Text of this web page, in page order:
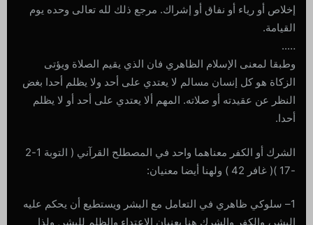
إخلاص أو رياء أو نفاق أو إشراك. مرجع ذلك لله تعالى وحده يوم
القيامة.
…..
وطبقا لمعنى الإسلام الظاهري فان الذي يقيم الصلاة ويؤتى
الزكاة هو كل إنسان مسالم لا يعتدي على أحد ولا يظلم أحدا بغض
النظر عن عقيدته أو صلاته. المهم ألا يعتدي على أحد أو لا يظلم
أحدا.
الشرك أو الكفر معناهما واحد في المصطلح القرآني ( التوبة 1-2
-17 )( غافر 42 ) ولهنا أيضا معنيان:
1– سلوكي ظاهري في التعامل مع البشر ويستطيع أن يحكم عليه
البشر، والكفر والشرك هنا يعنيان الاعتداء والظلم للبشر, ولذا